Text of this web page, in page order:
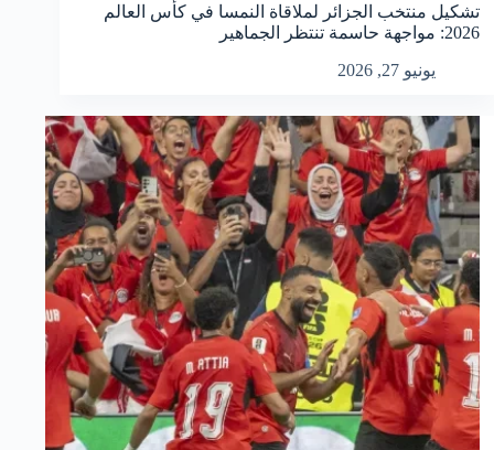
تشكيل منتخب الجزائر لملاقاة النمسا في كأس العالم
2026: مواجهة حاسمة تنتظر الجماهير
يونيو 27, 2026